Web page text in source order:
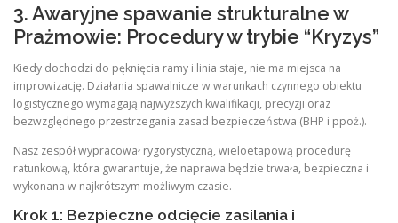
3. Awaryjne spawanie strukturalne w
Prażmowie: Procedury w trybie “Kryzys”
Kiedy dochodzi do pęknięcia ramy i linia staje, nie ma miejsca na
improwizację. Działania spawalnicze w warunkach czynnego obiektu
logistycznego wymagają najwyższych kwalifikacji, precyzji oraz
bezwzględnego przestrzegania zasad bezpieczeństwa (BHP i ppoż.).
Nasz zespół wypracował rygorystyczną, wieloetapową procedurę
ratunkową, która gwarantuje, że naprawa będzie trwała, bezpieczna i
wykonana w najkrótszym możliwym czasie.
Krok 1: Bezpieczne odcięcie zasilania i